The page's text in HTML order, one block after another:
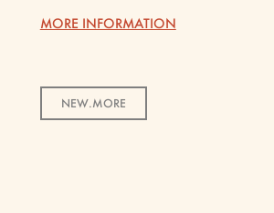
MORE INFORMATION
NEW.MORE